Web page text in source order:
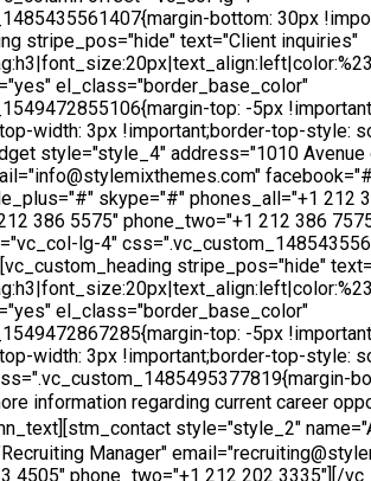
bottom: 30px
stripe_pos="hide" text="Client inquiries"
el_class="border_base_color"
top: -5px
width: 3px !important;border-top-style:
style="style_4" address="1010 Avenue
skype="#" phones_all="+1 212
386 5575" phone_two="+1 212 386
lg-4"
stripe_pos="hide"
el_class="border_base_color"
top: -5px
width: 3px !important;border-top-style:
information regarding current career
style="style_2"
Manager"
4505" phone_two="+1 212 202 3335"][/